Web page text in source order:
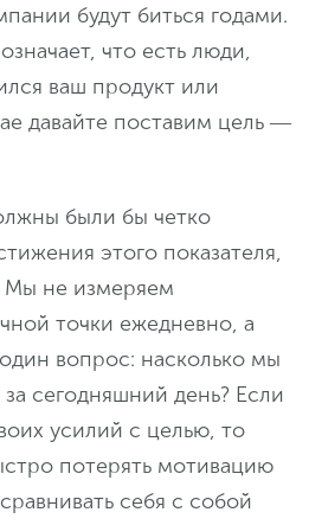
будут биться годами.
что есть люди,
ваш продукт или
давайте поставим цель ―
были бы четко
этого показателя,
Мы не измеряем
точки ежедневно, а
вопрос: насколько мы
сегодняшний день? Если
усилий с целью, то
потерять мотивацию
себя с собой